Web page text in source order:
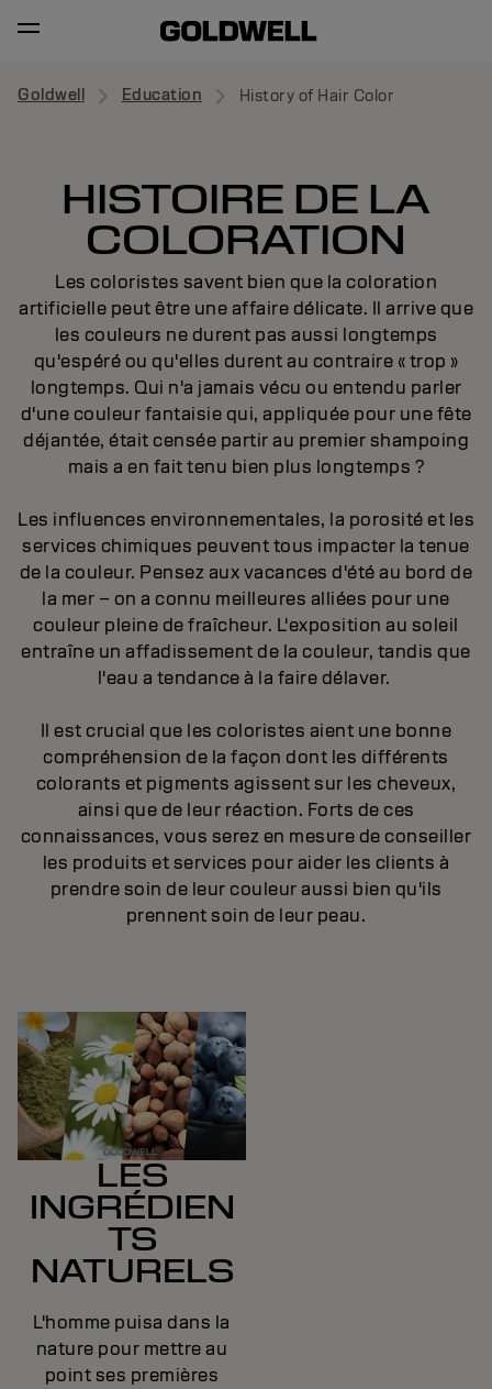
Goldwell Education History of Hair Color
HISTOIRE DE LA
COLORATION
Les coloristes savent bien que la coloration
artificielle peut être une affaire délicate. Il arrive que
les couleurs ne durent pas aussi longtemps
qu'espéré ou qu'elles durent au contraire « trop »
longtemps. Qui n'a jamais vécu ou entendu parler
d'une couleur fantaisie qui, appliquée pour une fête
déjantée, était censée partir au premier shampoing
mais a en fait tenu bien plus longtemps ?
Les influences environnementales, la porosité et les
services chimiques peuvent tous impacter la tenue
de la couleur. Pensez aux vacances d'été au bord de
la mer – on a connu meilleures alliées pour une
couleur pleine de fraîcheur. L'exposition au soleil
entraîne un affadissement de la couleur, tandis que
l'eau a tendance à la faire délaver.
Il est crucial que les coloristes aient une bonne
compréhension de la façon dont les différents
colorants et pigments agissent sur les cheveux,
ainsi que de leur réaction. Forts de ces
connaissances, vous serez en mesure de conseiller
les produits et services pour aider les clients à
prendre soin de leur couleur aussi bien qu'ils
prennent soin de leur peau.
LES
INGRÉDIEN
TS
NATURELS
L'homme puisa dans la
nature pour mettre au
point ses premières